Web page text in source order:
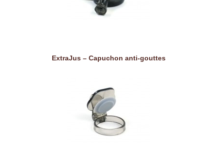
ExtraJus – Capuchon anti-gouttes